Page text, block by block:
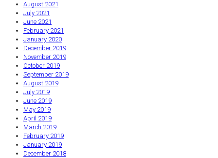
August 2021
July 2021
June 2021
February 2021
January 2020
December 2019
November 2019
October 2019
September 2019
August 2019
July 2019
June 2019
May 2019
April 2019
March 2019
February 2019
January 2019
December 2018